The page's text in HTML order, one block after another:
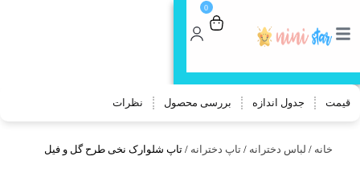
🎁 جایزه خرید بالای 800 هزار تومن:
80
هزار تومن تخفیف
0
قیمت جدول اندازه بررسی محصول نظرات
خانه / لباس دخترانه / تاپ دخترانه / تاپ شلوارک نخی طرح گل و فیل